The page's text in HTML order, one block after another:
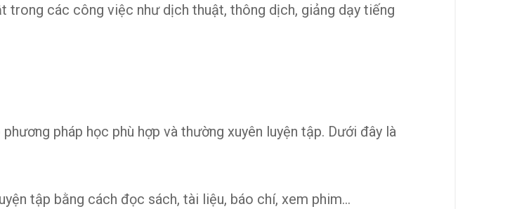
trong các công việc như dịch thuật, thông dịch, giảng dạy tiếng
pháp học phù hợp và thường xuyên luyện tập. Dưới đây là
tập bằng cách đọc sách, tài liệu, báo chí, xem phim…